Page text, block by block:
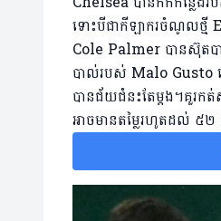
ទោះបីជាកីឡាករចំណូលថ្មី
Cole Palmer បានស៊ុតប
បាល់របស់ Malo Gusto
បានជ័យជំនះតែម្តង។គួរកត់
អាចមានតម្លៃរហូតដល់ ៥